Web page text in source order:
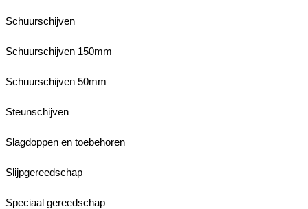
Schuurschijven
Schuurschijven 150mm
Schuurschijven 50mm
Steunschijven
Slagdoppen en toebehoren
Slijpgereedschap
Speciaal gereedschap